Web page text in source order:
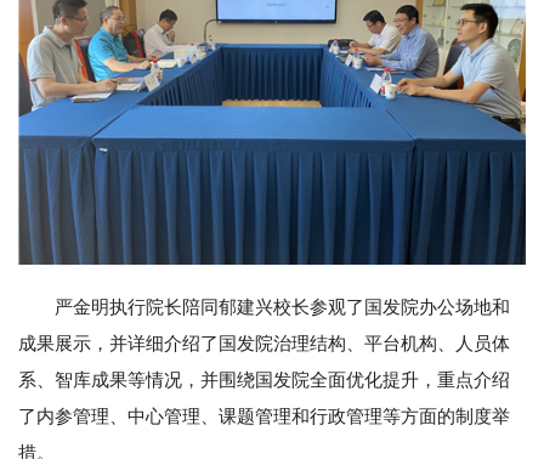
严金明执行院长陪同郁建兴校长参观了国发院办公场地和
成果展示，并详细介绍了国发院治理结构、平台机构、人员体
系、智库成果等情况，并围绕国发院全面优化提升，重点介绍
了内参管理、中心管理、课题管理和行政管理等方面的制度举
措。